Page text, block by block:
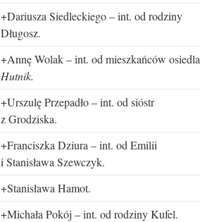
+Dariusza Siedleckiego – int. od rodziny
Długosz.
+Annę Wolak – int. od mieszkańców osiedla
Hutnik.
+Urszulę Przepadło – int. od sióstr
z Grodziska.
+Franciszka Dziura – int. od Emilii
i Stanisława Szewczyk.
+Stanisława Hamot.
+Michała Pokój – int. od rodziny Kufel.